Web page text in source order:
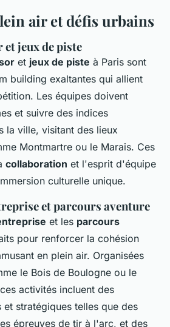
air et défis urbains
et jeux de piste
et jeux de piste à Paris sont
building exaltantes qui allient
Les équipes doivent
et suivre des indices
la ville, visitant des lieux
Montmartre ou le Marais. Ces
collaboration et l'esprit d'équipe
culturelle unique.
et parcours aventure
et les parcours
pour renforcer la cohésion
en plein air. Organisées
le Bois de Boulogne ou le
activités incluent des
et stratégiques telles que des
épreuves de tir à l'arc, et des